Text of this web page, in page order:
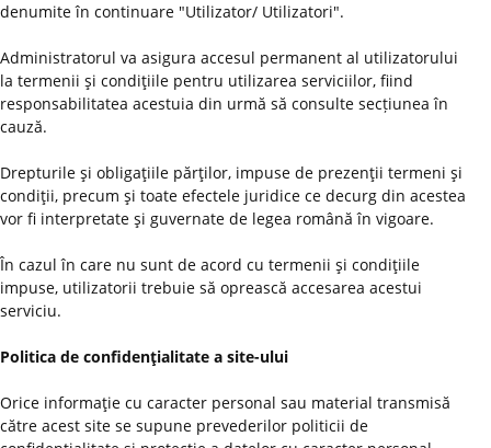
denumite în continuare "Utilizator/ Utilizatori".
Administratorul va asigura accesul permanent al utilizatorului
la termenii şi condiţiile pentru utilizarea serviciilor, fiind
responsabilitatea acestuia din urmă să consulte secțiunea în
cauză.
Drepturile şi obligaţiile părţilor, impuse de prezenţii termeni şi
condiţii, precum şi toate efectele juridice ce decurg din acestea
vor fi interpretate şi guvernate de legea română în vigoare.
În cazul în care nu sunt de acord cu termenii şi condiţiile
impuse, utilizatorii trebuie să oprească accesarea acestui
serviciu.
Politica de confidenţialitate a site-ului
Orice informaţie cu caracter personal sau material transmisă
către acest site se supune prevederilor politicii de